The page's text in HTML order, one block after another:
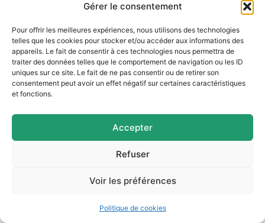
Gérer le consentement
Pour offrir les meilleures expériences, nous utilisons des technologies
telles que les cookies pour stocker et/ou accéder aux informations des
appareils. Le fait de consentir à ces technologies nous permettra de
traiter des données telles que le comportement de navigation ou les ID
uniques sur ce site. Le fait de ne pas consentir ou de retirer son
consentement peut avoir un effet négatif sur certaines caractéristiques
et fonctions.
Accepter
Refuser
Voir les préférences
Politique de cookies
Mardi: 9h – 12h / 14h – 18h30
Jeudi: 9h – 12h / 14h – 17h
Vendredi: 9h – 12h / 14h – 16h30
Plan du site
Confidentialité
© 2026 Site & GRU développés par Utopia